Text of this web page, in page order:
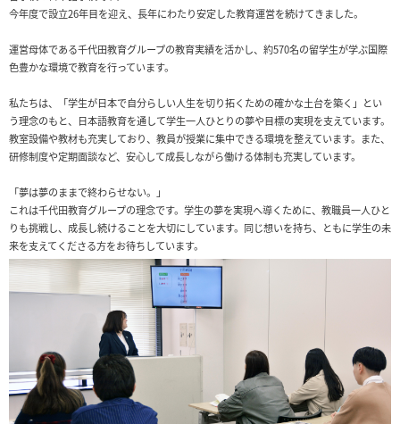
今年度で設立26年目を迎え、長年にわたり安定した教育運営を続けてきました。
運営母体である千代田教育グループの教育実績を活かし、約570名の留学生が学ぶ国際
色豊かな環境で教育を行っています。
私たちは、「学生が日本で自分らしい人生を切り拓くための確かな土台を築く」とい
う理念のもと、日本語教育を通して学生一人ひとりの夢や目標の実現を支えています。
教室設備や教材も充実しており、教員が授業に集中できる環境を整えています。また、
研修制度や定期面談など、安心して成長しながら働ける体制も充実しています。
「夢は夢のままで終わらせない。」
これは千代田教育グループの理念です。学生の夢を実現へ導くために、教職員一人ひと
りも挑戦し、成長し続けることを大切にしています。同じ想いを持ち、ともに学生の未
来を支えてくださる方をお待ちしています。